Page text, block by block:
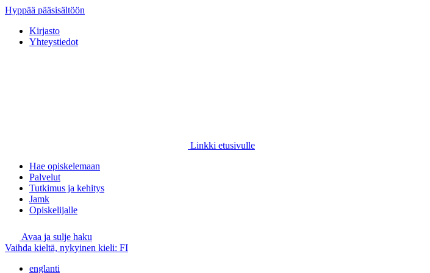
Hyppää pääsisältöön
Kirjasto
Yhteystiedot
Linkki etusivulle
Hae opiskelemaan
Palvelut
Tutkimus ja kehitys
Jamk
Opiskelijalle
Avaa ja sulje haku
Vaihda kieltä, nykyinen kieli: FI
englanti